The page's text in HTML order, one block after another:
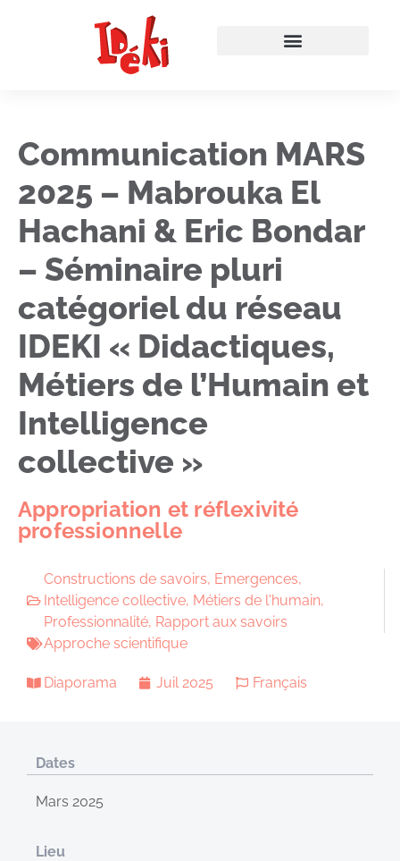
Communication MARS
2025 – Mabrouka El
Hachani & Eric Bondar
– Séminaire pluri
catégoriel du réseau
IDEKI « Didactiques,
Métiers de l’Humain et
Intelligence
collective »
Appropriation et réflexivité
professionnelle
Constructions de savoirs, Emergences,
Intelligence collective, Métiers de l'humain,
Professionnalité, Rapport aux savoirs
Approche scientifique
Diaporama Juil 2025 Français
Dates
Mars 2025
Lieu